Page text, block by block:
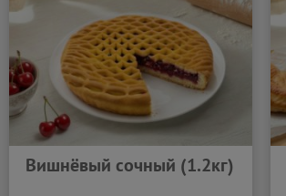
Вишнёвый сочный (1.2кг)